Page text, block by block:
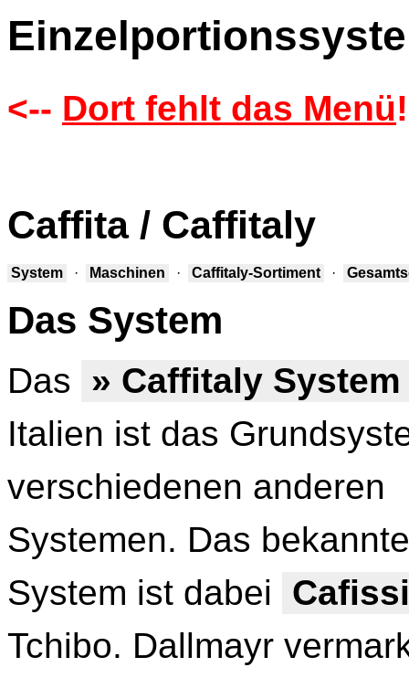
<-- Dort fehlt das Menü!
Caffita / Caffitaly
System · Maschinen · Caffitaly-Sortiment ·
Das System
Das » Caffitaly
Italien ist das
verschiedenen anderen
Systemen. Das
System ist dabei
Tchibo. Dallmayr